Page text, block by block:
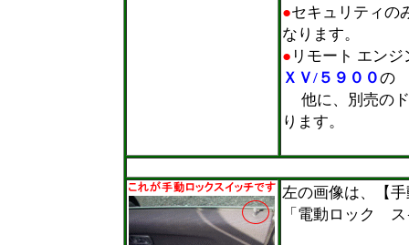
●セキュリティの
なります。
● リモート エン
ＸＶ/５９００の
他に、別売のド
ります。
左の画像は、【
「電動ロック